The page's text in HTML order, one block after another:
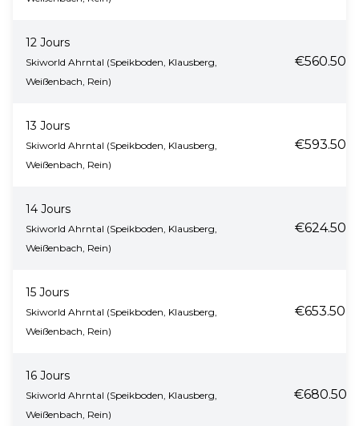
12 Jours
Skiworld Ahrntal (Speikboden, Klausberg,
Weißenbach, Rein)
€560.50
13 Jours
Skiworld Ahrntal (Speikboden, Klausberg,
Weißenbach, Rein)
€593.50
14 Jours
Skiworld Ahrntal (Speikboden, Klausberg,
Weißenbach, Rein)
€624.50
15 Jours
Skiworld Ahrntal (Speikboden, Klausberg,
Weißenbach, Rein)
€653.50
16 Jours
Skiworld Ahrntal (Speikboden, Klausberg,
Weißenbach, Rein)
€680.50